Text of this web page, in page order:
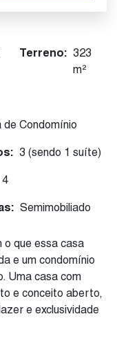
Terreno: 323
m²
de Condomínio
3 (sendo 1 suíte)
4
Semimobiliado
o que essa casa
e um condomínio
Uma casa com
e conceito aberto,
e exclusividade